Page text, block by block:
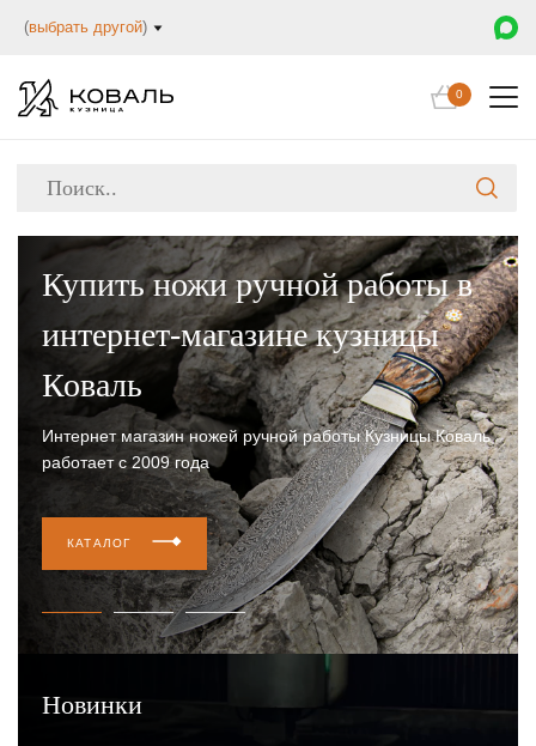
(выбрать другой)
0
Купить ножи ручной работы в
интернет-магазине кузницы
Коваль
Интернет магазин ножей ручной работы Кузницы Коваль
работает с 2009 года
КАТАЛОГ
Новинки